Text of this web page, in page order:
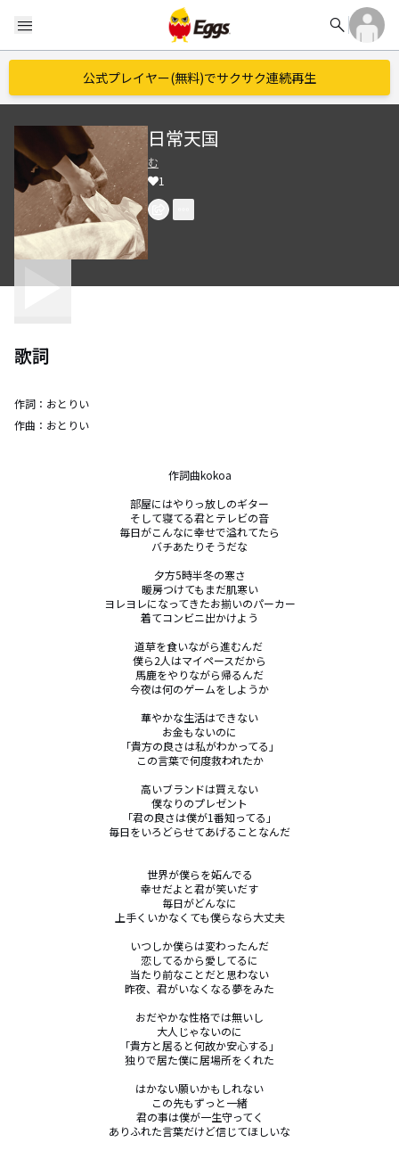
menu search
公式プレイヤー(無料)でサクサク連続再生
日常天国
む
1
歌詞
作詞： おとりい
作曲： おとりい
作詞曲kokoa
部屋にはやりっ放しのギター
そして寝てる君とテレビの音
毎日がこんなに幸せで溢れてたら
バチあたりそうだな
夕方5時半冬の寒さ
暖房つけてもまだ肌寒い
ヨレヨレになってきたお揃いのパーカー
着てコンビニ出かけよう
道草を食いながら進むんだ
僕ら2人はマイペースだから
馬鹿をやりながら帰るんだ
今夜は何のゲームをしようか
華やかな生活はできない
お金もないのに
「貴方の良さは私がわかってる」
この言葉で何度救われたか
高いブランドは買えない
僕なりのプレゼント
「君の良さは僕が1番知ってる」
毎日をいろどらせてあげることなんだ
世界が僕らを妬んでる
幸せだよと君が笑いだす
毎日がどんなに
上手くいかなくても僕らなら大丈夫
いつしか僕らは変わったんだ
恋してるから愛してるに
当たり前なことだと思わない
昨夜、君がいなくなる夢をみた
おだやかな性格では無いし
大人じゃないのに
「貴方と居ると何故か安心する」
独りで居た僕に居場所をくれた
はかない願いかもしれない
この先もずっと一緒
君の事は僕が一生守ってく
ありふれた言葉だけど信じてほしいな